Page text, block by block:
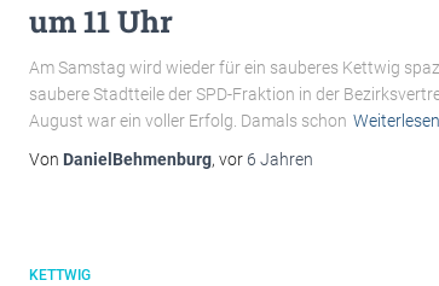
um 11 Uhr
Am Samstag wird wieder für ein sauberes Kettwig
saubere Stadtteile der SPD-Fraktion in der
August war ein voller Erfolg. Damals schon Weiterlesen
Von DanielBehmenburg, vor 6 Jahren
KETTWIG